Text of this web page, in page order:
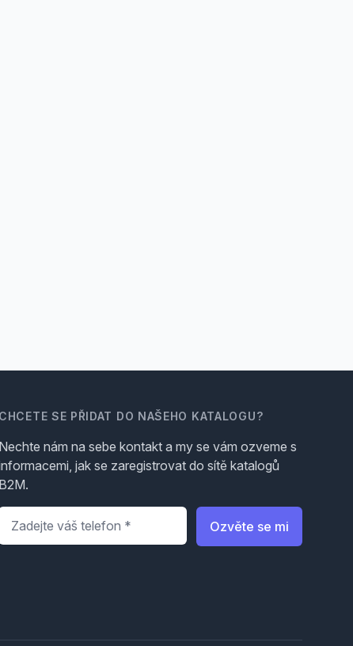
CHCETE SE PŘIDAT DO NAŠEHO KATALOGU?
Nechte nám na sebe kontakt a my se vám ozveme s
jak se zaregistrovat do sítě katalogů
B2M.
Ozvěte se mi